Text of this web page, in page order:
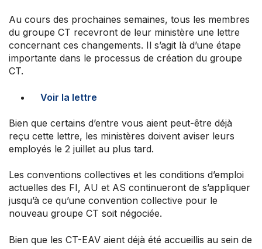
Au cours des prochaines semaines, tous les membres
du groupe CT recevront de leur ministère une lettre
concernant ces changements. Il s’agit là d’une étape
importante dans le processus de création du groupe
CT.
Voir la lettre
Bien que certains d’entre vous aient peut-être déjà
reçu cette lettre, les ministères doivent aviser leurs
employés le 2 juillet au plus tard.
Les conventions collectives et les conditions d’emploi
actuelles des FI, AU et AS continueront de s’appliquer
jusqu’à ce qu’une convention collective pour le
nouveau groupe CT soit négociée.
Bien que les CT-EAV aient déjà été accueillis au sein de